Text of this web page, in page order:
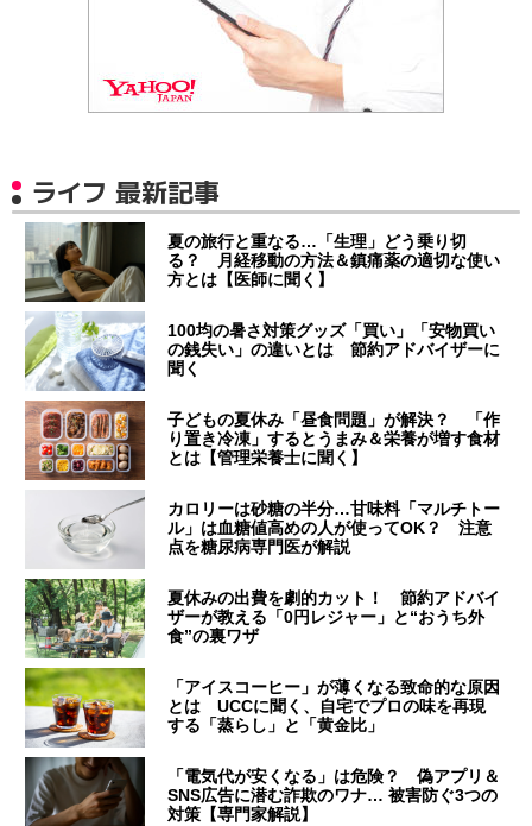
ライフ 最新記事
夏の旅行と重なる…「生理」どう乗り切
る？ 月経移動の方法＆鎮痛薬の適切な使い
方とは【医師に聞く】
100均の暑さ対策グッズ「買い」「安物買い
の銭失い」の違いとは 節約アドバイザーに
聞く
子どもの夏休み「昼食問題」が解決？ 「作
り置き冷凍」するとうまみ＆栄養が増す食材
とは【管理栄養士に聞く】
カロリーは砂糖の半分…甘味料「マルチトー
ル」は血糖値高めの人が使ってOK？ 注意
点を糖尿病専門医が解説
夏休みの出費を劇的カット！ 節約アドバイ
ザーが教える「0円レジャー」と“おうち外
食”の裏ワザ
「アイスコーヒー」が薄くなる致命的な原因
とは UCCに聞く、自宅でプロの味を再現
する「蒸らし」と「黄金比」
「電気代が安くなる」は危険？ 偽アプリ＆
SNS広告に潜む詐欺のワナ… 被害防ぐ3つの
対策【専門家解説】